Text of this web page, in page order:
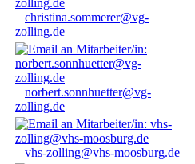
christina.sommerer@vg-
zolling.de
norbert.sonnhuetter@vg-
zolling.de
vhs-zolling@vhs-moosburg.de